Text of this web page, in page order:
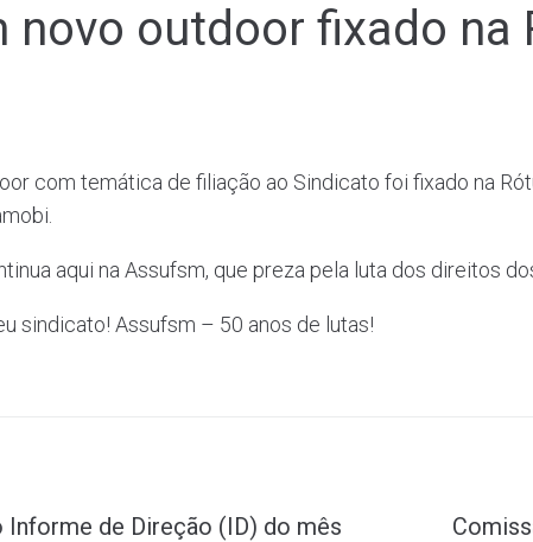
outdoor fixado na
com temática de filiação ao Sindicato foi fixado na
aqui na Assufsm, que preza pela luta dos direitos
sindicato! Assufsm – 50 anos de lutas!
Informe de Direção (ID) do mês